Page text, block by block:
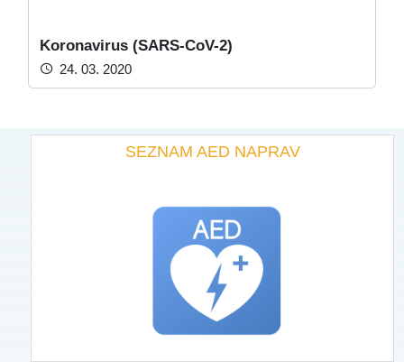
Koronavirus (SARS-CoV-2)
24. 03. 2020
SEZNAM AED NAPRAV